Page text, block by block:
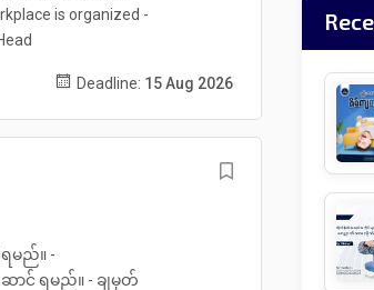
is organized -
Deadline: 15 Aug 2026
ရမည်။ -
ောင် ရမည်။ - ချမှတ်